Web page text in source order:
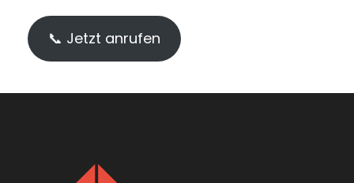
📞 Jetzt anrufen